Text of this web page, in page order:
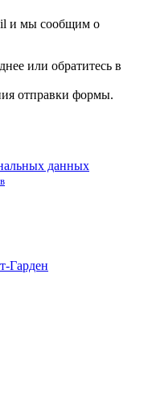
и мы сообщим о
или обратитесь в
отправки формы.
данных
Гарден